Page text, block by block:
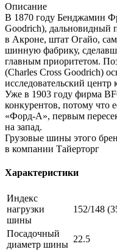
Описание
В 1870 году Бенджамин
Goodrich), дальновидный
в Акроне, штат Огайо,
шинную фабрику,
главным приоритетом.
(Charles Cross Goodrich)
исследовательский центр
Уже в 1903 году фирма
конкурентов, потому что
«Форд-А», первым
на запад.
Грузовые шины этого
в компании Тайерторг
Характеристики
Индекс
нагрузки
шины
152/148
Посадочный
диаметр шины
22.5